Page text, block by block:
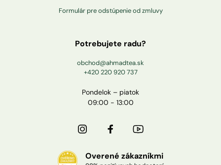
Formulár pre odstúpenie od zmluvy
Potrebujete radu?
obchod@ahmadtea.sk
+420 220 920 737
Pondelok – piatok
09:00 - 13:00
Overené zákazníkmi